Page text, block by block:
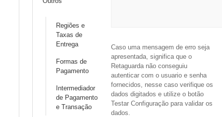
Regiões e
Taxas de
Entrega
Formas de
Pagamento
Intermediador
de Pagamento
e Transação
Caso uma mensagem de erro seja
apresentada, significa que o
Retaguarda não conseguiu
autenticar com o usuario e senha
fornecidos, nesse caso verifique os
dados digitados e utilize o botão
Testar Configuração para validar os
dados.